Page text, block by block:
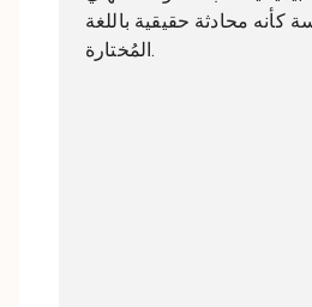
كأنه محادثة حقيقية باللغة
المُختارة.